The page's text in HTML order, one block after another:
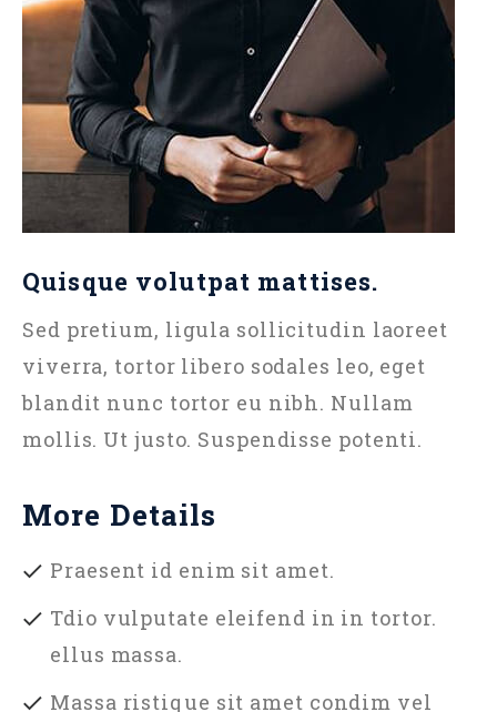
Quisque volutpat mattises.
Sed pretium, ligula sollicitudin laoreet
viverra, tortor libero sodales leo, eget
blandit nunc tortor eu nibh. Nullam
mollis. Ut justo. Suspendisse potenti.
More Details
Praesent id enim sit amet.
Tdio vulputate eleifend in in tortor.
ellus massa.
Massa ristique sit amet condim vel